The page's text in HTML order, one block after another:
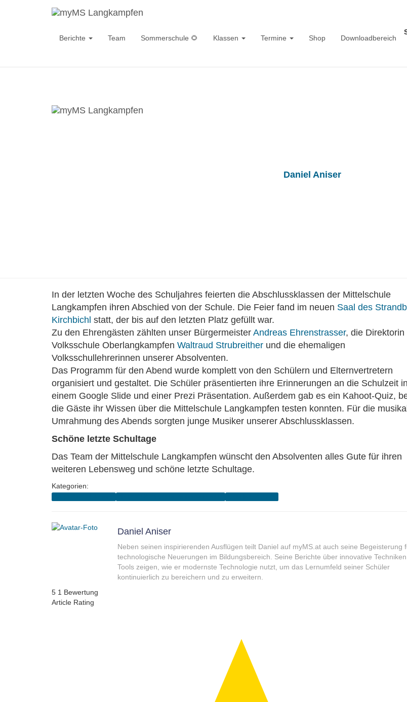
Berichte Team Sommerschule 🌻 Klassen Termine Shop Downloadbereich
Daniel Aniseron
In der letzten Woche des Schuljahres feierten die Abschlussklassen der Mittelschule
Langkampfen ihren Abschied von der Schule. Die Feier fand im neuen Saal des
Kirchbichl statt, der bis auf den letzten Platz gefüllt war.
Zu den Ehrengästen zählten unser Bürgermeister Andreas Ehrenstrasser, die Direktorin
Volksschule Oberlangkampfen Waltraud Strubreither und die ehemaligen
Volksschullehrerinnen unserer Absolventen.
Das Programm für den Abend wurde komplett von den Schülern und Elternvertretern
organisiert und gestaltet. Die Schüler präsentierten ihre Erinnerungen an die Schulzeit in
einem Google Slide und einer Prezi Präsentation. Außerdem gab es ein Kahoot-Quiz,
die Gäste ihr Wissen über die Mittelschule Langkampfen testen konnten. Für die
Umrahmung des Abends sorgten junge Musiker unserer Abschlussklassen.
Schöne letzte Schultage
Das Team der Mittelschule Langkampfen wünscht den Absolventen alles Gute für ihren
weiteren Lebensweg und schöne letzte Schultage.
Kategorien:
Daniel Aniser
Neben seinen inspirierenden Ausflügen teilt Daniel auf myMS.at auch seine Begeisterung
technologische Neuerungen im Bildungsbereich. Seine Berichte über innovative
Tools zeigen, wie er modernste Technologie nutzt, um das Lernumfeld seiner Schüler
kontinuierlich zu bereichern und zu erweitern.
5 1 Bewertung
Article Rating